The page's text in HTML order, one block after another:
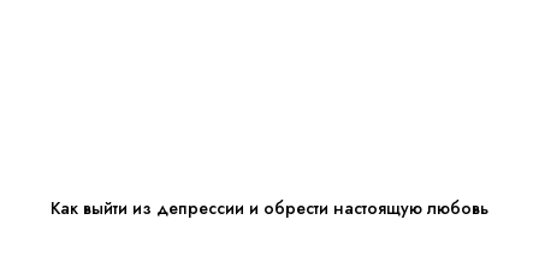
Как выйти из депрессии и обрести настоящую любовь